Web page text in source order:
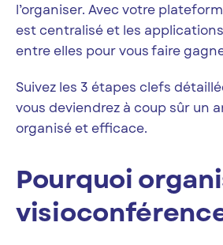
l’organiser. Avec votre
est centralisé et les
entre elles pour vous faire
Suivez les 3 étapes clefs
vous deviendrez à coup sûr un
organisé et efficace.
Pourquoi